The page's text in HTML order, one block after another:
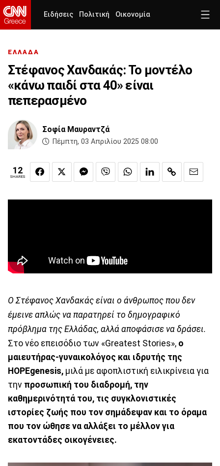
Ειδήσεις Πολιτική Οικονομία
ΕΛΛΑΔΑ
Στέφανος Χανδακάς: Το μοντέλο
«κάνω παιδί στα 40» είναι
πεπερασμένο
Σοφία Μαυραντζά
Πέμπτη, 03 Απριλίου 2025 08:00
12
SHARES
Ο Στέφανος Χανδακάς είναι ο άνθρωπος που δεν
έμεινε απλώς να παρατηρεί το δημογραφικό
πρόβλημα της Ελλάδας, αλλά αποφάσισε να δράσει.
Στο νέο επεισόδιο των «Greatest Stories», o
μαιευτήρας-γυναικολόγος και ιδρυτής της
HOPEgenesis, μιλά με αφοπλιστική ειλικρίνεια για
την προσωπική του διαδρομή, την
καθημερινότητά του, τις συγκλονιστικές
ιστορίες ζωής που τον σημάδεψαν και το όραμα
που τον ώθησε να αλλάξει το μέλλον για
εκατοντάδες οικογένειες.